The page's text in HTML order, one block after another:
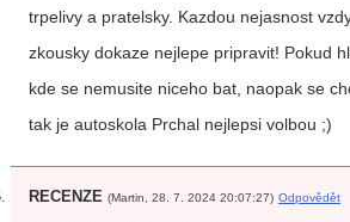
trpelivy a pratelsky. Kazdou nejasnost
zkousky dokaze nejlepe pripravit! Pokud
kde se nemusite niceho bat, naopak se
tak je autoskola Prchal nejlepsi volbou ;)
RECENZE (Martin, 28. 7. 2024 20:07:27) Odpovědět